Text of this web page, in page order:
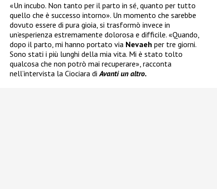
«Un incubo. Non tanto per il parto in sé, quanto per tutto
quello che è successo intorno». Un momento che sarebbe
dovuto essere di pura gioia, si trasformò invece in
un’esperienza estremamente dolorosa e difficile. «Quando,
dopo il parto, mi hanno portato via Nevaeh per tre giorni.
Sono stati i più lunghi della mia vita. Mi è stato tolto
qualcosa che non potrò mai recuperare», racconta
nell’intervista la Ciociara diAvanti un altro.